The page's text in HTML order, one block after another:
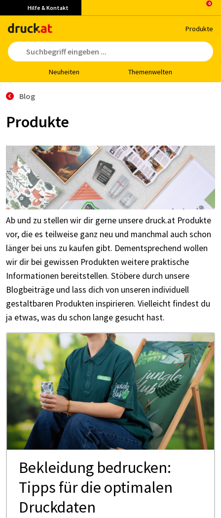
Hilfe & Kontakt
Pro­duk­te
Neu­hei­ten The­men­wel­ten
Blog
Produkte
Ab und zu stellen wir dir gerne unsere druck.at Produkte
vor, die es teilweise ganz neu und manchmal auch schon
länger bei uns zu kaufen gibt. Dementsprechend wollen
wir dir bei gewissen Produkten weitere praktische
Informationen bereitstellen. Stöbere durch unsere
Blogbeiträge und lass dich von unseren individuell
gestaltbaren Produkten inspirieren. Vielleicht findest du
ja etwas, was du schon lange gesucht hast.
Be­klei­dung be­dru­cken:
Tipps für die op­ti­ma­len
Druck­da­ten